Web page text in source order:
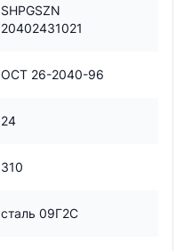
SHPGSZN
20402431021
ОСТ 26-2040-96
24
310
сталь 09Г2С